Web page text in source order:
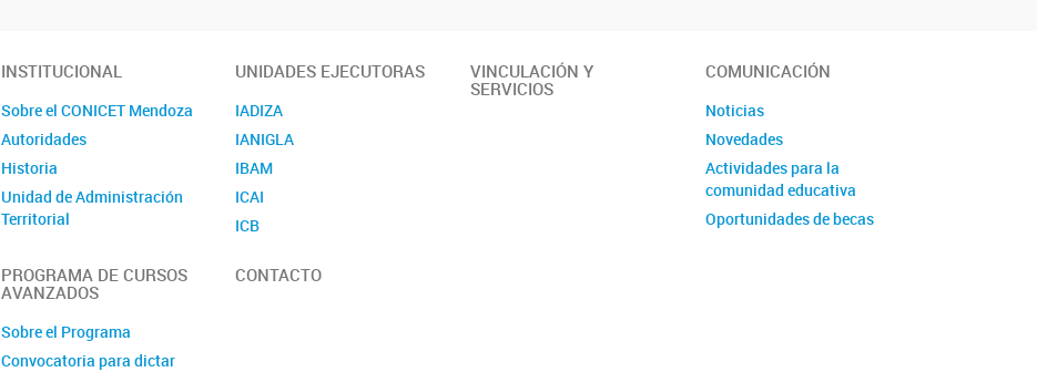
INSTITUCIONAL
Sobre el CONICET Mendoza
Autoridades
Historia
Unidad de Administración
Territorial
Seguridad
Depósito Central de
Reactivos Químicos
CONICET Mendoza en cifras
UNIDADES EJECUTORAS
IADIZA
IANIGLA
IBAM
ICAI
ICB
IHEM
VINCULACIÓN Y
SERVICIOS
COMUNICACIÓN
Noticias
Novedades
Actividades para la
comunidad educativa
Oportunidades de becas
PROGRAMA DE CURSOS
AVANZADOS
Sobre el Programa
Convocatoria para dictar
CONTACTO